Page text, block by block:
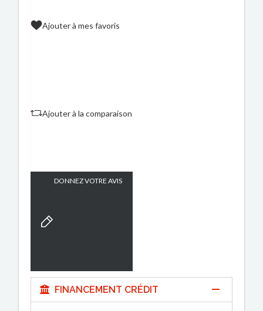
Ajouter à mes favoris
Ajouter à la comparaison
DONNEZ VOTRE AVIS
FINANCEMENT CRÉDIT